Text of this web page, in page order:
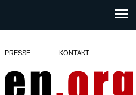
PRESSE KONTAKT